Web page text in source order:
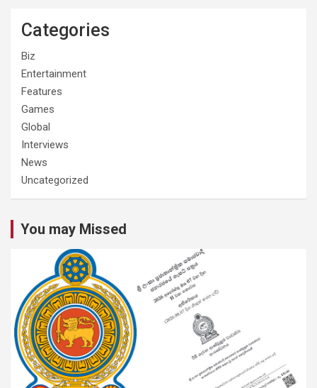
Categories
Biz
Entertainment
Features
Games
Global
Interviews
News
Uncategorized
You may Missed